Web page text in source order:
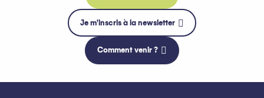
Je m'inscris à la newsletter
Comment venir ?